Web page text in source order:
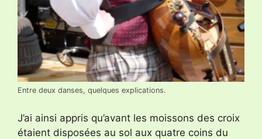
Entre deux danses, quelques explications.
J’ai ainsi appris qu’avant les moissons des croix
étaient disposées au sol aux quatre coins du